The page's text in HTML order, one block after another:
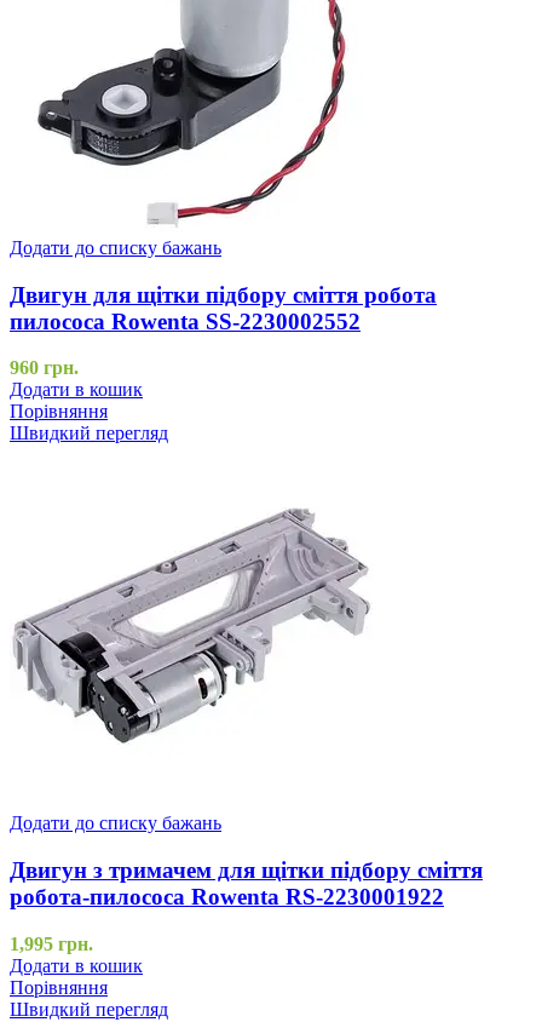
Додати до списку бажань
Двигун для щітки підбору сміття робота
пилососа Rowenta SS-2230002552
960 грн.
Додати в кошик
Порівняння
Швидкий перегляд
Додати до списку бажань
Двигун з тримачем для щітки підбору сміття
робота-пилососа Rowenta RS-2230001922
1,995 грн.
Додати в кошик
Порівняння
Швидкий перегляд